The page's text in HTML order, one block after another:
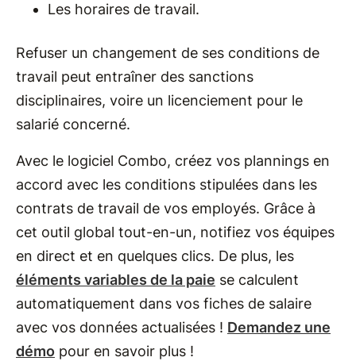
Les horaires de travail.
Refuser un changement de ses conditions de
travail peut entraîner des sanctions
disciplinaires, voire un licenciement pour le
salarié concerné.
Avec le logiciel Combo, créez vos plannings en
accord avec les conditions stipulées dans les
contrats de travail de vos employés. Grâce à
cet outil global tout-en-un, notifiez vos équipes
en direct et en quelques clics. De plus, les
éléments variables de la paie se calculent
automatiquement dans vos fiches de salaire
avec vos données actualisées ! Demandez une
démo pour en savoir plus !